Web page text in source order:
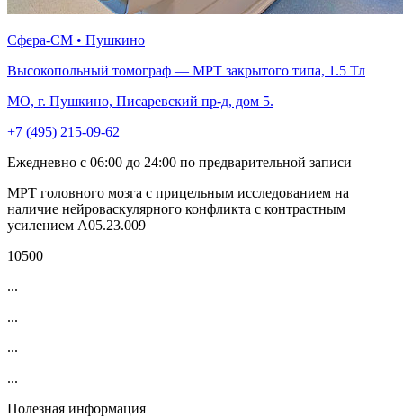
Сфера-СМ • Пушкино
Высокопольный томограф — МРТ закрытого типа, 1.5 Тл
МО, г. Пушкино, Писаревский пр-д, дом 5.
+7 (495) 215-09-62
Ежедневно с 06:00 до 24:00 по предварительной записи
МРТ головного мозга с прицельным исследованием на
наличие нейроваскулярного конфликта c контрастным
усилением A05.23.009
10500
...
...
...
...
Полезная информация